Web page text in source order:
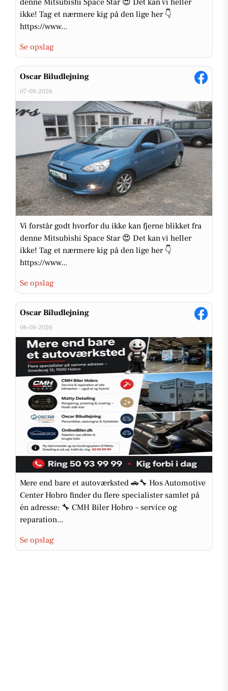
denne Mitsubishi Space Star 😍 Det kan vi heller
ikke! Tag et nærmere kig på den lige her 👇
https://www...
Se opslag
Oscar Biludlejning
07-08-2026
Vi forstår godt hvorfor du ikke kan fjerne blikket fra
denne Mitsubishi Space Star 😍 Det kan vi heller
ikke! Tag et nærmere kig på den lige her 👇
https://www...
Se opslag
Oscar Biludlejning
06-08-2026
Mere end bare et autoværksted 🚗🔧 Hos Automotive
Center Hobro finder du flere specialister samlet på
én adresse: 🔧 CMH Biler Hobro – service og
reparation...
Se opslag